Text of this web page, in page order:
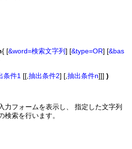
{ [&word=検索文字列] [&type=OR] [&bas
条件1 [[,抽出条件2] [,抽出条件n]]])
力フォームを表示し、 指定した文字列
検索を行います。